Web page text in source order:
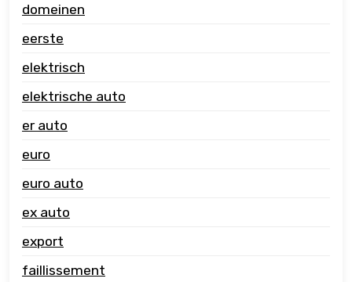
domeinen
eerste
elektrisch
elektrische auto
er auto
euro
euro auto
ex auto
export
faillissement